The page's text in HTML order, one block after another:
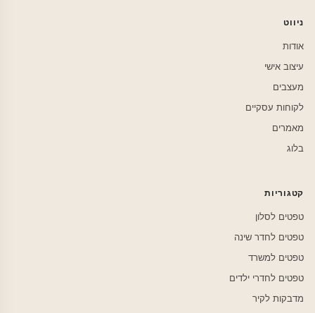
ניווט
אודות
עיצוב אישי
מעצבים
לקוחות עסקיים
מאמרים
בלוג
קטגוריות
טפטים לסלון
טפטים לחדר שינה
טפטים למשרד
טפטים לחדרי ילדים
מדבקות לקיר